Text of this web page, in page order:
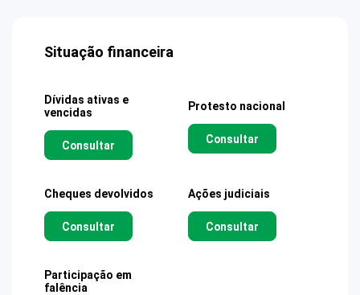
Situação financeira
Dívidas ativas e
vencidas
Consultar
Protesto nacional
Consultar
Cheques devolvidos
Consultar
Ações judiciais
Consultar
Participação em
falência